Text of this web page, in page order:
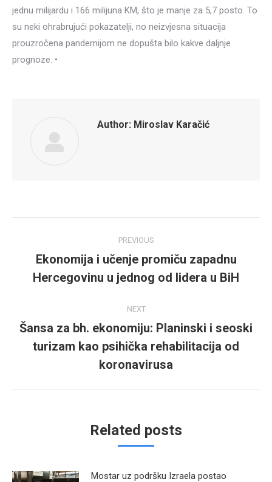
jednu milijardu i 166 milijuna KM, što je manje za 5,7 posto. To
su neki ohrabrujući pokazatelji, no neizvjesna situacija
prouzročena pandemijom ne dopušta bilo kakve daljnje
prognoze. •
Author: Miroslav Karačić
navigation
PREVIOUS
Previous
post:
Ekonomija i učenje promiču zapadnu
Hercegovinu u jednog od lidera u BiH
NEXT
Next
post:
Šansa za bh. ekonomiju: Planinski i seoski
turizam kao psihička rehabilitacija od
koronavirusa
Related posts
Mostar uz podršku Izraela postao